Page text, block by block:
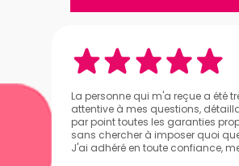
La personne qui m'a reçue a été
attentive à mes questions,
par point toutes les garanties
sans chercher à imposer quoi
J'ai adhéré en toute confiance,